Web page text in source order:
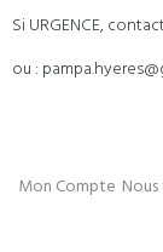
Si URGENCE,
ou :
Mon Compte